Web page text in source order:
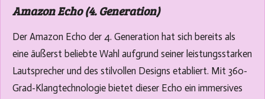
Amazon Echo (4. Generation)
Der Amazon Echo der 4. Generation hat sich bereits als
eine äußerst beliebte Wahl aufgrund seiner leistungsstarken
Lautsprecher und des stilvollen Designs etabliert. Mit 360-
Grad-Klangtechnologie bietet dieser Echo ein immersives